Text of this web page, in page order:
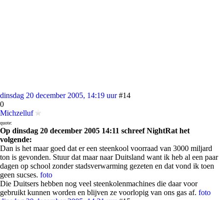
dinsdag 20 december 2005, 14:19 uur #14
0
Michzelluf
quote:
Op dinsdag 20 december 2005 14:11 schreef NightRat het
volgende:
Dan is het maar goed dat er een steenkool voorraad van 3000 miljard
ton is gevonden. Stuur dat maar naar Duitsland want ik heb al een paar
dagen op school zonder stadsverwarming gezeten en dat vond ik toen
geen sucses. foto
Die Duitsers hebben nog veel steenkolenmachines die daar voor
gebruikt kunnen worden en blijven ze voorlopig van ons gas af. foto